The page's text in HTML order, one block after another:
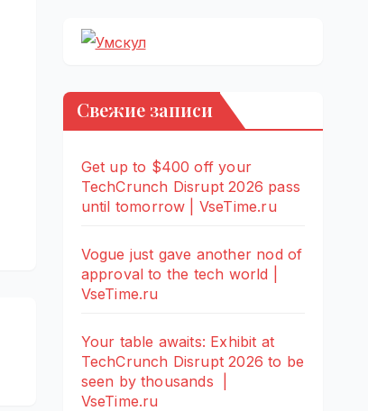
Свежие записи
Get up to $400 off your
TechCrunch Disrupt 2026 pass
until tomorrow | VseTime.ru
Vogue just gave another nod of
approval to the tech world |
VseTime.ru
Your table awaits: Exhibit at
TechCrunch Disrupt 2026 to be
seen by thousands |
VseTime.ru